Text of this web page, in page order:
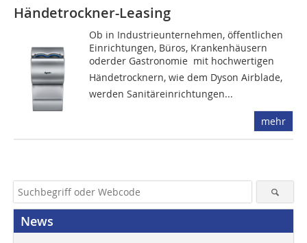
Händetrockner-Leasing
Ob in Industrieunternehmen, öffentlichen
Einrichtungen, Büros, Krankenhäusern
oderder Gastronomie  mit hochwertigen
Händetrocknern, wie dem Dyson Airblade,
werden Sanitäreinrichtungen...
mehr
News